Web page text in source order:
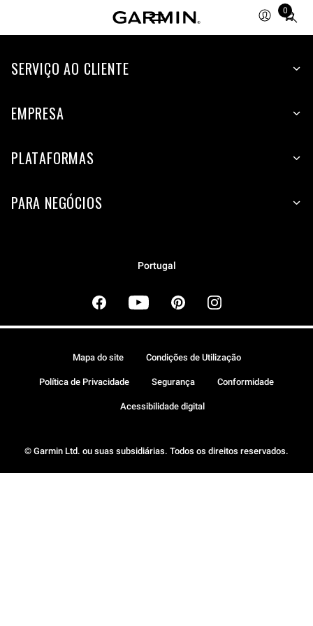
0
Total
SERVIÇO AO CLIENTE
EMPRESA
PLATAFORMAS
PARA NEGÓCIOS
Portugal
© Garmin Ltd. ou suas subsidiárias. Todos os direitos reservados.
Mapa do site Condições de Utilização
Política de Privacidade Segurança Conformidade
Acessibilidade digital